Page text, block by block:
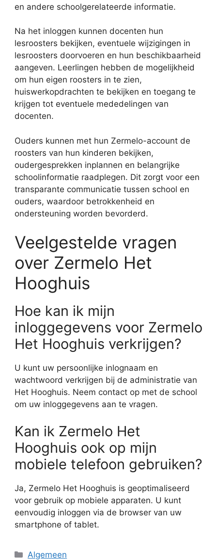
en andere schoolgerelateerde informatie.
Na het inloggen kunnen docenten hun
lesroosters bekijken, eventuele wijzigingen in
lesroosters doorvoeren en hun beschikbaarheid
aangeven. Leerlingen hebben de mogelijkheid
om hun eigen roosters in te zien,
huiswerkopdrachten te bekijken en toegang te
krijgen tot eventuele mededelingen van
docenten.
Ouders kunnen met hun Zermelo-account de
roosters van hun kinderen bekijken,
oudergesprekken inplannen en belangrijke
schoolinformatie raadplegen. Dit zorgt voor een
transparante communicatie tussen school en
ouders, waardoor betrokkenheid en
ondersteuning worden bevorderd.
Veelgestelde vragen
over Zermelo Het
Hooghuis
Hoe kan ik mijn
inloggegevens voor Zermelo
Het Hooghuis verkrijgen?
U kunt uw persoonlijke inlognaam en
wachtwoord verkrijgen bij de administratie van
Het Hooghuis. Neem contact op met de school
om uw inloggegevens aan te vragen.
Kan ik Zermelo Het
Hooghuis ook op mijn
mobiele telefoon gebruiken?
Ja, Zermelo Het Hooghuis is geoptimaliseerd
voor gebruik op mobiele apparaten. U kunt
eenvoudig inloggen via de browser van uw
smartphone of tablet.
Categorieën
Algemeen